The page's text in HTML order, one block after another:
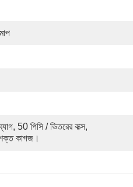
50 পিসি / ভিতরের বাক্স,
কাগজ।